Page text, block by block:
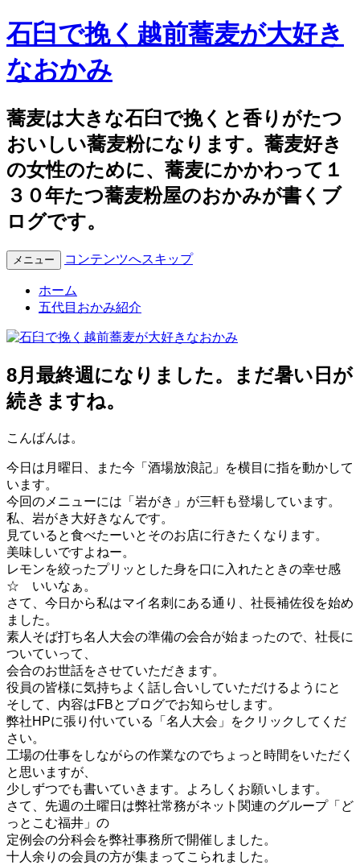
石臼で挽く越前蕎麦が大好き
なおかみ
蕎麦は大きな石臼で挽くと香りがたつ
おいしい蕎麦粉になります。蕎麦好き
の女性のために、蕎麦にかかわって１
３０年たつ蕎麦粉屋のおかみが書くブ
ログです。
メニュー コンテンツへスキップ
ホーム
五代目おかみ紹介
8月最終週になりました。まだ暑い日が
続きますね。
こんばんは。
今日は月曜日、また今「酒場放浪記」を横目に指を動かして
います。
今回のメニューには「岩がき」が三軒も登場しています。
私、岩がき大好きなんです。
見ていると食べたーいとそのお店に行きたくなります。
美味しいですよねー。
レモンを絞ったプリッとした身を口に入れたときの幸せ感
☆ いいなぁ。
さて、今日から私はマイ名刺にある通り、社長補佐役を始め
ました。
素人そば打ち名人大会の準備の会合が始まったので、社長に
ついていって、
会合のお世話をさせていただきます。
役員の皆様に気持ちよく話し合いしていただけるようにと
そして、内容はFBとブログでお知らせします。
弊社HPに張り付いている「名人大会」をクリックしてくだ
さい。
工場の仕事をしながらの作業なのでちょっと時間をいただく
と思いますが、
少しずつでも書いていきます。よろしくお願いします。
さて、先週の土曜日は弊社常務がネット関連のグループ「ど
っとこむ福井」の
定例会の分科会を弊社事務所で開催しました。
十人余りの会員の方が集まってこられました。